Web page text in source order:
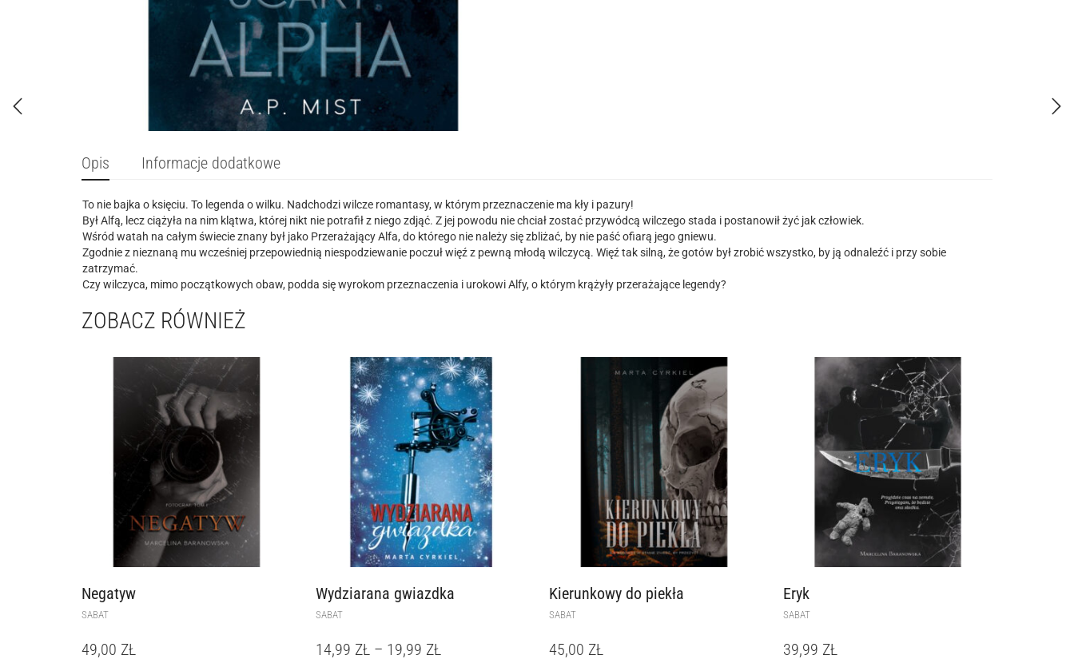
Opis Informacje dodatkowe
To nie bajka o księciu. To legenda o wilku. Nadchodzi wilcze romantasy, w którym przeznaczenie ma kły i pazury!
Był Alfą, lecz ciążyła na nim klątwa, której nikt nie potrafił z niego zdjąć. Z jej powodu nie chciał zostać przywódcą wilczego stada i postanowił żyć jak człowiek.
Wśród watah na całym świecie znany był jako Przerażający Alfa, do którego nie należy się zbliżać, by nie paść ofiarą jego gniewu.
Zgodnie z nieznaną mu wcześniej przepowiednią niespodziewanie poczuł więź z pewną młodą wilczycą. Więź tak silną, że gotów był zrobić wszystko, by ją odnaleźć i przy sobie
zatrzymać.
Czy wilczyca, mimo początkowych obaw, podda się wyrokom przeznaczenia i urokowi Alfy, o którym krążyły przerażające legendy?
ZOBACZ RÓWNIEŻ
Negatyw
SABAT
49,00 ZŁ
Wydziarana gwiazdka
SABAT
14,99 ZŁ – 19,99 ZŁ
Kierunkowy do piekła
SABAT
45,00 ZŁ
Eryk
SABAT
39,99 ZŁ